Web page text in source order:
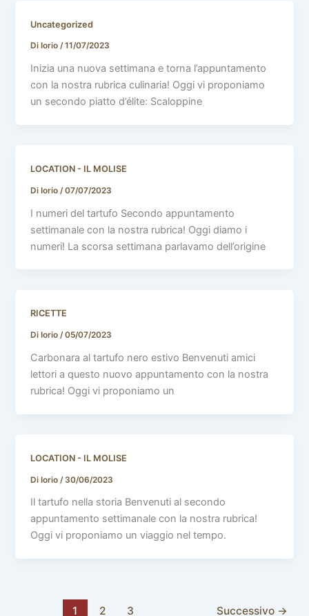
Uncategorized
Di Iorio/11/07/2023
Inizia una nuova settimana e torna l’appuntamento
con la nostra rubrica culinaria! Oggi vi proponiamo
un secondo piatto d’élite: Scaloppine
LOCATION - IL MOLISE
Di Iorio /07/07/2023
I numeri del tartufo Secondo appuntamento
settimanale con la nostra rubrica! Oggi diamo i
numeri! La scorsa settimana parlavamo dell’origine
RICETTE
Di Iorio/05/07/2023
Carbonara al tartufo nero estivo Benvenuti amici
lettori a questo nuovo appuntamento con la nostra
rubrica! Oggi vi proponiamo un
LOCATION - IL MOLISE
Di Iorio / 30/06/2023
Il tartufo nella storia Benvenuti al secondo
appuntamento settimanale con la nostra rubrica!
Oggi vi proponiamo un viaggio nel tempo.
1 2 3 Successivo →